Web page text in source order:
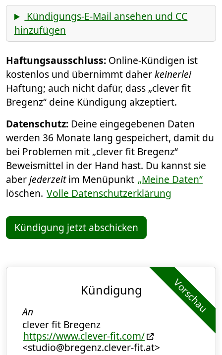
Kündigungs-E-Mail ansehen und CC
hinzufügen
Haftungsausschluss: Online-Kündigen ist
kostenlos und übernimmt daherkeinerlei
Haftung; auch nicht dafür, dass „clever fit
Bregenz“ deine Kündigung akzeptiert.
Datenschutz: Deine eingegebenen Daten
werden 36 Monate lang gespeichert, damit du
bei Problemen mit „clever fit Bregenz“
Beweismittel in der Hand hast. Du kannst sie
aberjederzeitim Menüpunkt „Meine Daten“
löschen. Volle Datenschutzerklärung
Kündigung jetzt abschicken
Vorschau
Kündigung
An
clever fit Bregenz
https://www.clever-fit.com/
<studio@bregenz.clever-fit.at>